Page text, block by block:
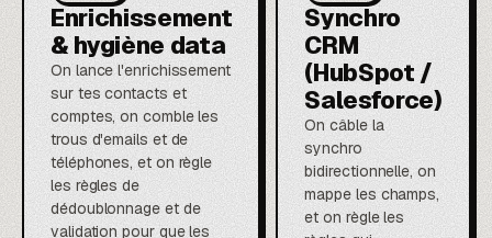
Enrichissement
& hygiène data
On lance l'enrichissement
sur tes contacts et
comptes, on comble les
trous d'emails et de
téléphones, et on règle
les règles de
dédoublonnage et de
validation pour que les
Synchro
CRM
(HubSpot /
Salesforce)
On câble la
synchro
bidirectionnelle, on
mappe les champs,
et on règle les